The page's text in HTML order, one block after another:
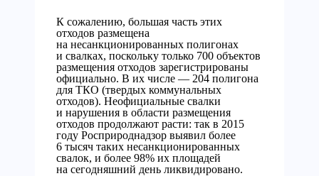
К сожалению, большая часть этих
отходов размещена
на несанкционированных полигонах
и свалках, поскольку только 700 объектов
размещения отходов зарегистрированы
официально. В их числе — 204 полигона
для ТКО (твердых коммунальных
отходов). Неофициальные свалки
и нарушения в области размещения
отходов продолжают расти: так в 2015
году Росприроднадзор выявил более
6 тысяч таких несанкционированных
свалок, и более 98% их площадей
на сегодняшний день ликвидировано.